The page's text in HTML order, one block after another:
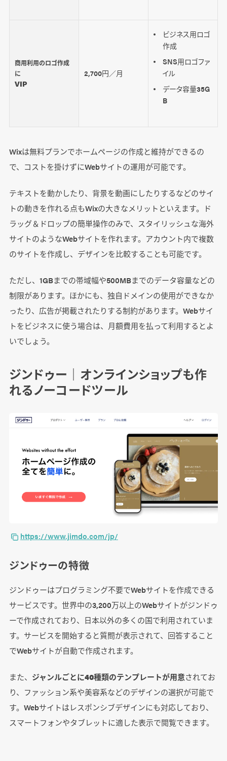
商用利用のロゴ作成
に
VIP
2,700円／月
ビジネス用ロゴ
作成
SNS用ロゴファ
イル
データ容量35G
B
Wixは無料プランでホームページの作成と維持ができるの
で、コストを掛けずにWebサイトの運用が可能です。
テキストを動かしたり、背景を動画にしたりするなどのサイ
トの動きを作れる点もWixの大きなメリットといえます。ド
ラッグ＆ドロップの簡単操作のみで、スタイリッシュな海外
サイトのようなWebサイトを作れます。アカウント内で複数
のサイトを作成し、デザインを比較することも可能です。
ただし、1GBまでの帯域幅や500MBまでのデータ容量などの
制限があります。ほかにも、独自ドメインの使用ができなか
ったり、広告が掲載されたりする制約があります。Webサイ
トをビジネスに使う場合は、月額費用を払って利用するとよ
いでしょう。
ジンドゥー｜オンラインショップも作
れるノーコードツール
https://www.jimdo.com/jp/
ジンドゥーの特徴
ジンドゥーはプログラミング不要でWebサイトを作成できる
サービスです。世界中の3,200万以上のWebサイトがジンドゥ
ーで作成されており、日本以外の多くの国で利用されていま
す。サービスを開始すると質問が表示されて、回答すること
でWebサイトが自動で作成されます。
また、 ジャンルごとに40種類のテンプレートが用意されてお
り、ファッション系や美容系などのデザインの選択が可能で
す。Webサイトはレスポンシブデザインにも対応しており、
スマートフォンやタブレットに適した表示で閲覧できます。